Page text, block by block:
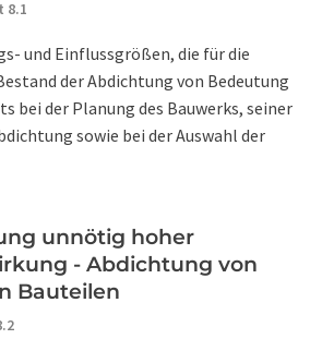
8.1
und Einflussgrößen, die für die
der Abdichtung von Bedeutung
bei der Planung des Bauwerks, seiner
sowie bei der Auswahl der
unnötig hoher
- Abdichtung von
Bauteilen